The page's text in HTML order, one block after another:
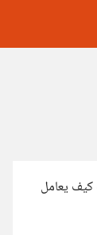
كيف يعامل